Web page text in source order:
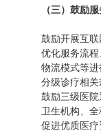
（三）鼓励
鼓励开展互
优化服务流
物流模式等
分级诊疗相
鼓励三级医
卫生机构、
促进优质医疗